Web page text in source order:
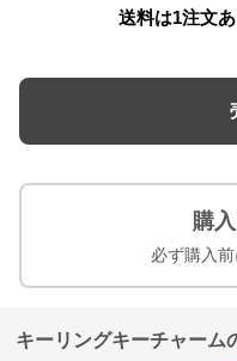
送料は1注文あ
購
必ず購入前
キーリングキーチャーム